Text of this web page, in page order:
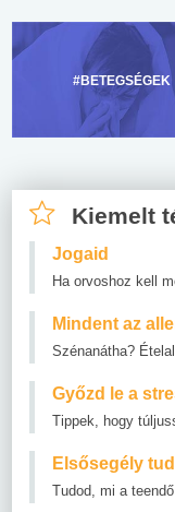
#BETEGSÉGEK
Kiemelt
Jogaid
Ha orvoshoz kell
Mindent az
Szénanátha?
Győzd le a
Tippek, hogy
Elsősegély
Tudod, mi a